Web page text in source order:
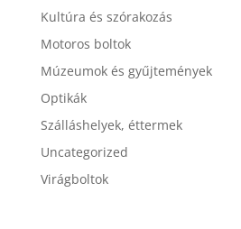
Kultúra és szórakozás
Motoros boltok
Múzeumok és gyűjtemények
Optikák
Szálláshelyek, éttermek
Uncategorized
Virágboltok